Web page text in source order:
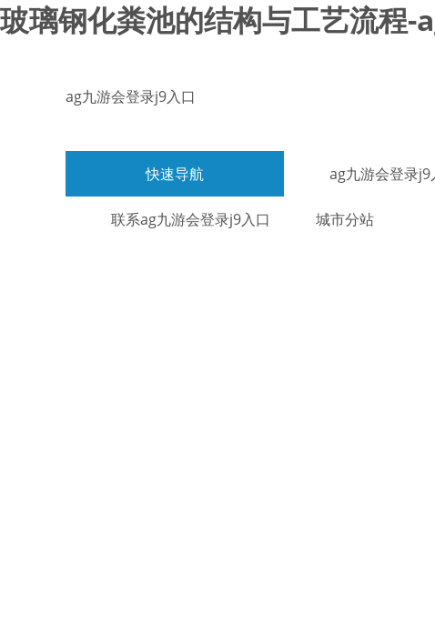
玻璃钢化粪池的结构与工艺流程-
ag九游会登录j9入口
快速导航 ag九游会登录j9
联系ag九游会登录j9入口 城市分站